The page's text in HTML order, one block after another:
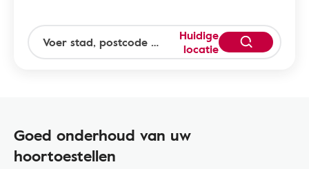
Huidige
locatie
Goed onderhoud van uw
hoortoestellen